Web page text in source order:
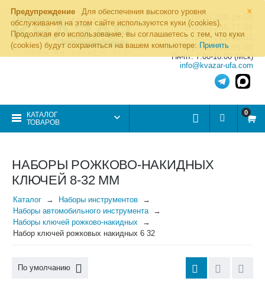
×
Предупреждение
Для обеспечения высокого уровня
обслуживания на этом сайте используются куки (cookies).
Продолжая его использование, вы соглашаетесь с тем, что куки
(cookies) будут сохраняться на вашем компьютере: Принять
8 (800) 700-19-50
8 (495) 255-77-08
8 (347) 225-00-52
8 (986) 963-95-80
Пн-пт: 7.00-16.00 (Мск)
info@kvazar-ufa.com
КАТАЛОГ
ТОВАРОВ
0
НАБОРЫ РОЖКОВО-НАКИДНЫХ
КЛЮЧЕЙ 8-32 ММ
Каталог
Наборы инструментов
Наборы автомобильного инструмента
Наборы ключей рожково-накидных
Набор ключей рожковых накидных 6 32
По умолчанию